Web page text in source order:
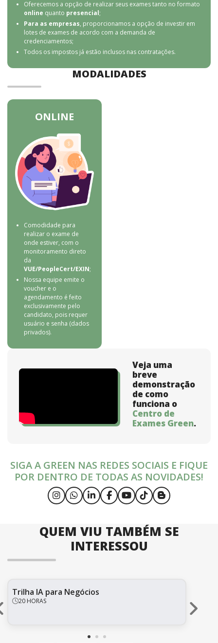
Oferecemos a opção de realizar seus exames tanto no formato
online quanto presencial;
Para as empresas, proporcionamos a opção de investir em
lotes de exames de acordo com a demanda de
credenciamentos;
Todos os impostos já estão inclusos nas contratações.
MODALIDADES
ONLINE
Comodidade para
realizar o exame de
onde estiver, com o
monitoramento direto
da
VUE/PeopleCert/EXIN;
Nossa equipe emite o
voucher e o
agendamento é feito
exclusivamente pelo
candidato, pois requer
usuário e senha (dados
privados).
Veja uma
breve
demonstração
de como
funciona o
Centro de
Exames Green.
SIGA A GREEN NAS REDES SOCIAIS E FIQUE
POR DENTRO DE TODAS AS NOVIDADES!
QUEM VIU TAMBÉM SE
INTERESSOU
Trilha IA para Negócios
20 HORAS